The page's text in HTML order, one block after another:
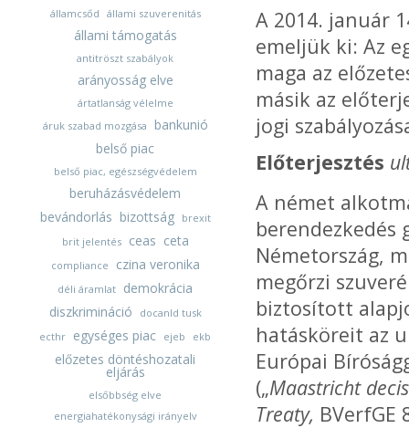
államcsőd állami szuverenitás
állami támogatás
antitröszt szabályok
arányosság elve
ártatlanság vélelme
áruk szabad mozgása
bankunió
belső piac
belső piac, egészségvédelem
beruházásvédelem
bevándorlás bizottság
brexit
brit jelentés
ceas ceta
compliance czina veronika
déli áramlat demokrácia
diszkrimináció
docanld tusk
ecthr egységes piac ejeb ekb
előzetes döntéshozatali
eljárás
elsőbbség elve
energiahatékonysági irányelv
A 2014. január
emeljük ki: Az
maga az
másik az
jogi
Előterjesztés
A német
Németország,
megőrzi
biztosított
hatásköreit az
Európai
(„Maastricht
Treaty, BVerfGE